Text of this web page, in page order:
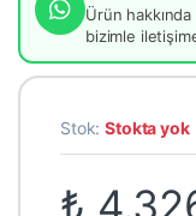
Ürün
bizimle
Stok:Stokta yok
₺